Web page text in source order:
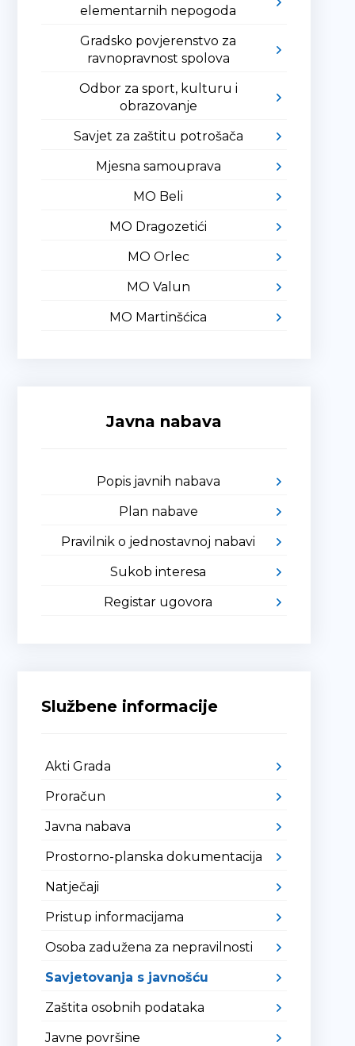
elementarnih nepogoda
Gradsko povjerenstvo za
ravnopravnost spolova
Odbor za sport, kulturu i
obrazovanje
Savjet za zaštitu potrošača
Mjesna samouprava
MO Beli
MO Dragozetići
MO Orlec
MO Valun
MO Martinšćica
Javna nabava
Popis javnih nabava
Plan nabave
Pravilnik o jednostavnoj nabavi
Sukob interesa
Registar ugovora
Službene informacije
Akti Grada
Proračun
Javna nabava
Prostorno-planska dokumentacija
Natječaji
Pristup informacijama
Osoba zadužena za nepravilnosti
Savjetovanja s javnošću
Zaštita osobnih podataka
Javne površine